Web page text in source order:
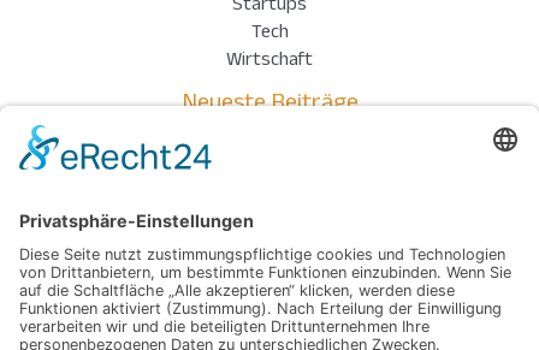
Tech
Wirtschaft
Neueste Beiträge
Einsatz kompakter Drucksensoren in der Industrie
Meisterwerke aus dem Digitaldruck
Stabil, platzsparend, sofort einsatzbereit – so gelingt der
perfekte Versand
Präzision auf neuem Niveau: Wenn Form und Genauigkeit den
Unterschied machen